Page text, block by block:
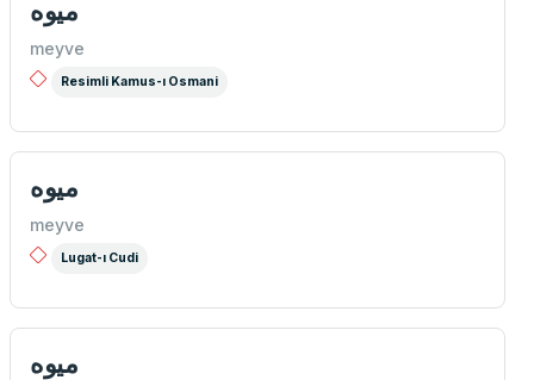
میوه
meyve
Resimli Kamus-ı Osmani
میوه
meyve
Lugat-ı Cudi
ميوه